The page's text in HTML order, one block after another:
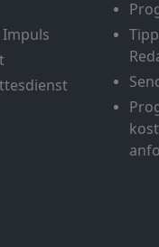
Impuls